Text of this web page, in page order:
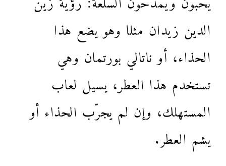
الدين زيدان مثلا وهو يضع هذا
الحذاء، أو ناتالي بورتمان وهي
تستخدم هذا العطر، يسيل لعاب
المستهلك، وإن لم يجرّب الحذاء أو
يشم العطر.